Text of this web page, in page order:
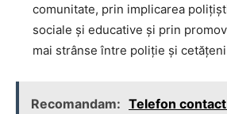
comunitate, prin implicarea
sociale și educative și prin
mai strânse între poliție și
Recomandam: Telefon